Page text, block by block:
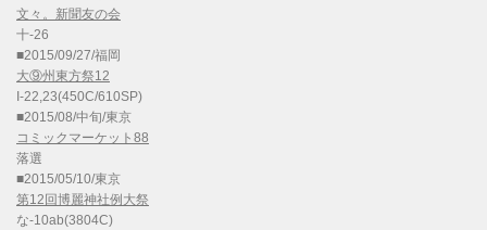
文々。新聞友の会
十-26
■2015/09/27/福岡
大⑨州東方祭12
I-22,23(450C/610SP)
■2015/08/中旬/東京
コミックマーケット88
落選
■2015/05/10/東京
第12回博麗神社例大祭
な-10ab(3804C)